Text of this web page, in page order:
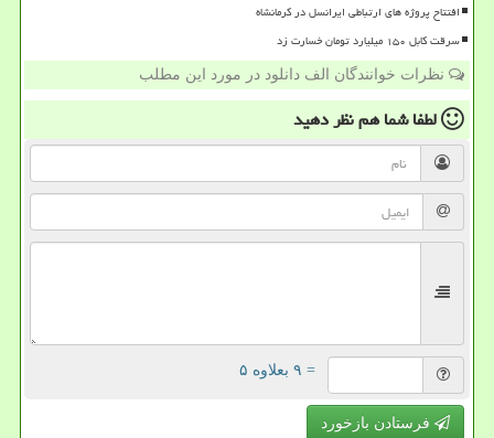
افتتاح پروژه های ارتباطی ایرانسل در کرمانشاه
سرقت کابل ۱۵۰ میلیارد تومان خسارت زد
نظرات خوانندگان الف دانلود در مورد این مطلب
لطفا شما همنظر دهید
= ۹ بعلاوه ۵
فرستادن بازخورد